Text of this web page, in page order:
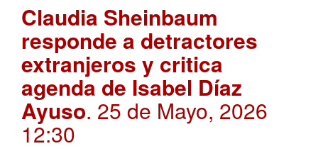
Claudia Sheinbaum
responde a detractores
extranjeros y critica
agenda de Isabel Díaz
Ayuso. 25 de Mayo, 2026
12:30